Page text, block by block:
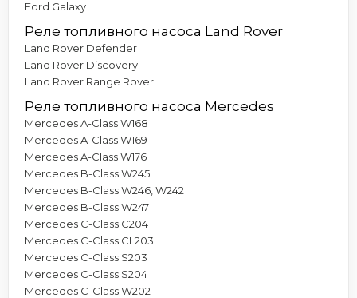
Ford Galaxy
Реле топливного насоса Land Rover
Land Rover Defender
Land Rover Discovery
Land Rover Range Rover
Реле топливного насоса Mercedes
Mercedes A-Class W168
Mercedes A-Class W169
Mercedes A-Class W176
Mercedes B-Class W245
Mercedes B-Class W246, W242
Mercedes B-Class W247
Mercedes C-Class C204
Mercedes C-Class CL203
Mercedes C-Class S203
Mercedes C-Class S204
Mercedes C-Class W202